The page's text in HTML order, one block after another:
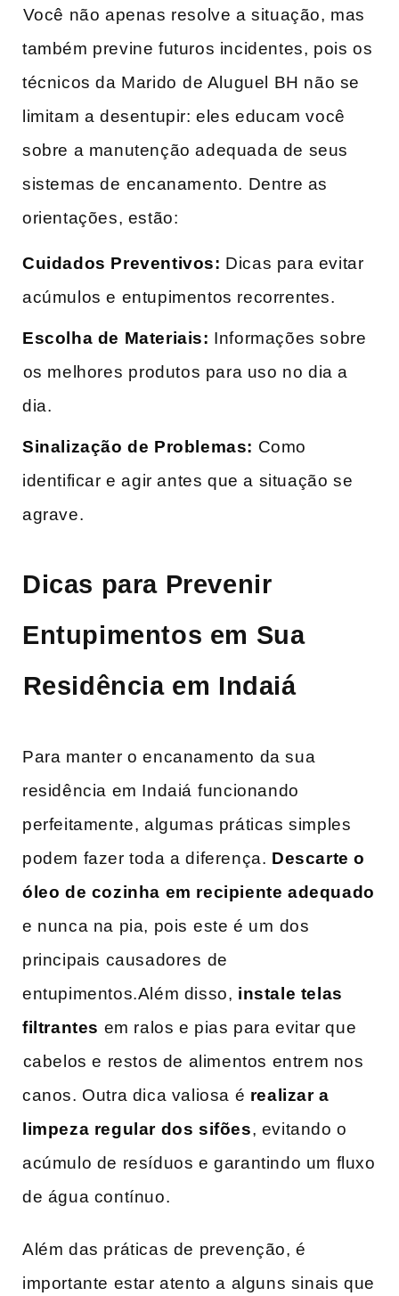
⁢Você não apenas resolve a situação, mas
também previne futuros incidentes, pois os
técnicos da Marido ⁢de Aluguel ​BH não se
limitam a desentupir: eles educam você
sobre a manutenção adequada de seus
sistemas de⁢ encanamento. Dentre as
orientações, estão:
Cuidados Preventivos: Dicas ​para‍ evitar
acúmulos e entupimentos recorrentes.
Escolha de Materiais: Informações sobre
⁣os melhores ⁣produtos para uso no dia a
dia.
Sinalização de Problemas: Como
identificar e agir​ antes que a situação se
agrave.
Dicas para Prevenir
Entupimentos ‍em Sua
⁤Residência em​ Indaiá
Para manter o encanamento da sua
‍residência em Indaiá⁣ funcionando
perfeitamente, algumas práticas simples
podem fazer toda a diferença. Descarte o
óleo de cozinha em recipiente adequado
e‌ nunca na pia, pois ⁢este é um⁤ dos
principais causadores⁣ de
entupimentos.Além ​disso, instale telas
filtrantes em ‌ralos e pias para evitar que
⁤cabelos e restos de alimentos entrem nos
canos. Outra dica valiosa é realizar a
limpeza regular dos sifões, evitando o
acúmulo de resíduos e garantindo um ​fluxo
de água contínuo.
Além das práticas de prevenção, é
importante estar atento a ‌alguns sinais que